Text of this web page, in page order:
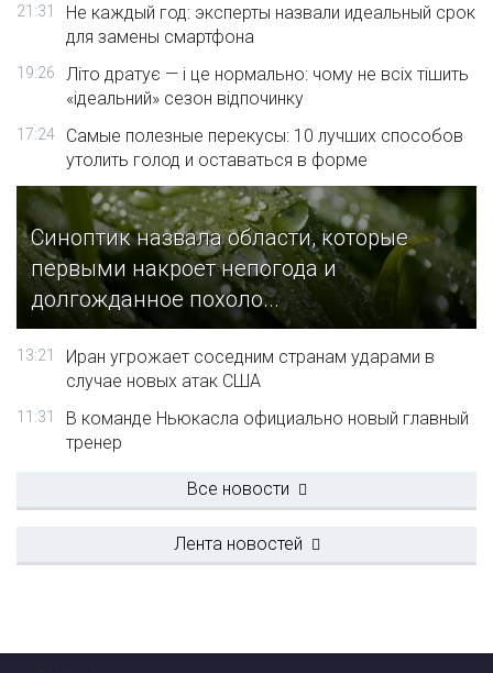
21:31
Не каждый год: эксперты назвали идеальный срок
для замены смартфона
19:26
Літо дратує — і це нормально: чому не всіх тішить
«ідеальний» сезон відпочинку
17:24
Самые полезные перекусы: 10 лучших способов
утолить голод и оставаться в форме
Синоптик назвала области, которые
первыми накроет непогода и
долгожданное похоло...
13:21
Иран угрожает соседним странам ударами в
случае новых атак США
11:31
В команде Ньюкасла официально новый главный
тренер
Все новости
Лента новостей